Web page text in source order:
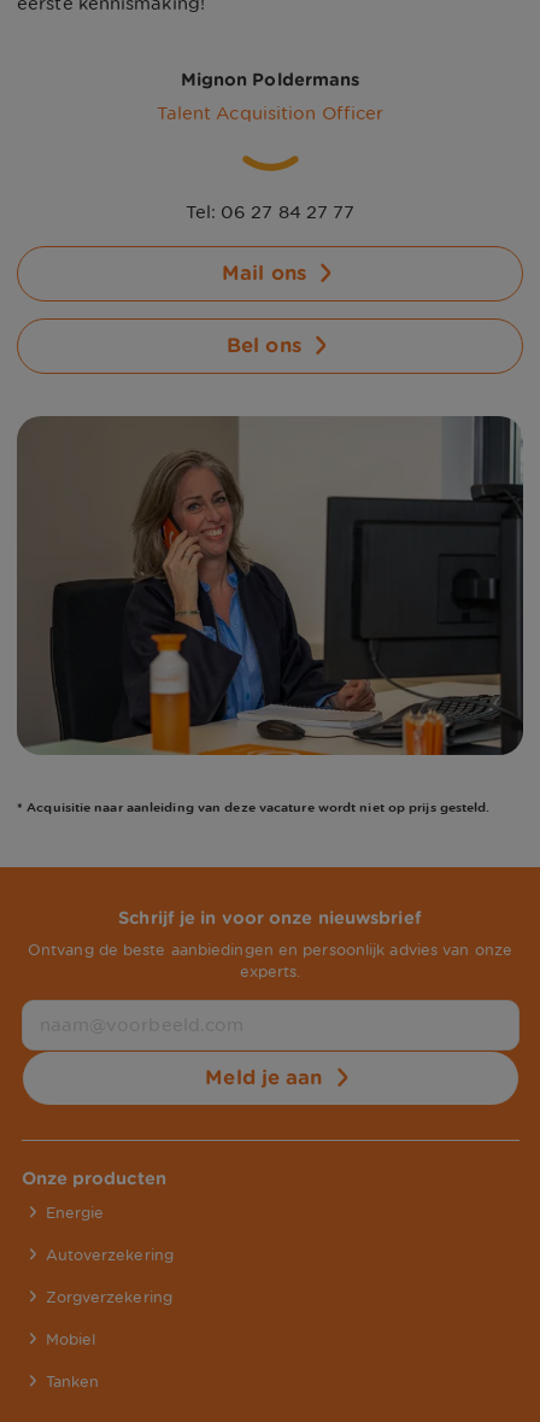
Mignon Poldermans
Talent Acquisition Officer
Tel: 06 27 84 27 77
Mail ons
Bel ons
* Acquisitie naar aanleiding van deze vacature wordt niet op prijs gesteld.
Schrijf je in voor onze nieuwsbrief
Ontvang de beste aanbiedingen en persoonlijk advies van onze
experts.
Meld je aan
Onze producten
Energie
Autoverzekering
Zorgverzekering
Mobiel
Tanken